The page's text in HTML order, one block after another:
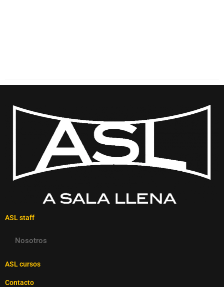
ASL staff
Nosotros
ASL cursos
Contacto